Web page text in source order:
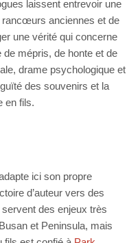
laissent entrevoir une
anciennes et de
une vérité qui concerne
de mépris, de honte et de
drame psychologique et
des souvenirs et la
en fils.
ici son propre
d’auteur vers des
servent des enjeux très
et Peninsula, mais